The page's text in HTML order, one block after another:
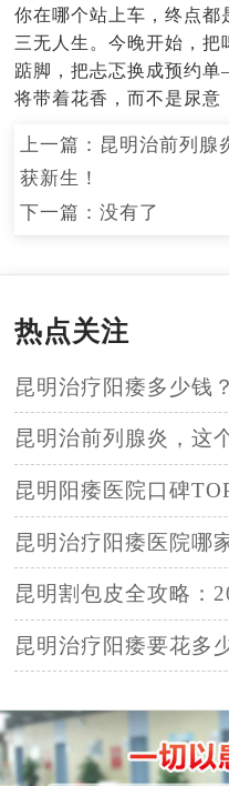
你在哪个站上车，终点都
三无人生。今晚开始，
踮脚，把忐忑换成预约
将带着花香，而不是尿意
上一篇： 昆明治前列腺
获新生！
下一篇：没有了
热点关注
昆明治疗阳痿多少钱
避坑指南
昆明治前列腺炎，这
生！
昆明阳痿医院口碑
雄风！
昆明治疗阳痿医院哪
医院推荐，真实患者
昆明割包皮全攻略：
名，男性必看！
昆明治疗阳痿要花多